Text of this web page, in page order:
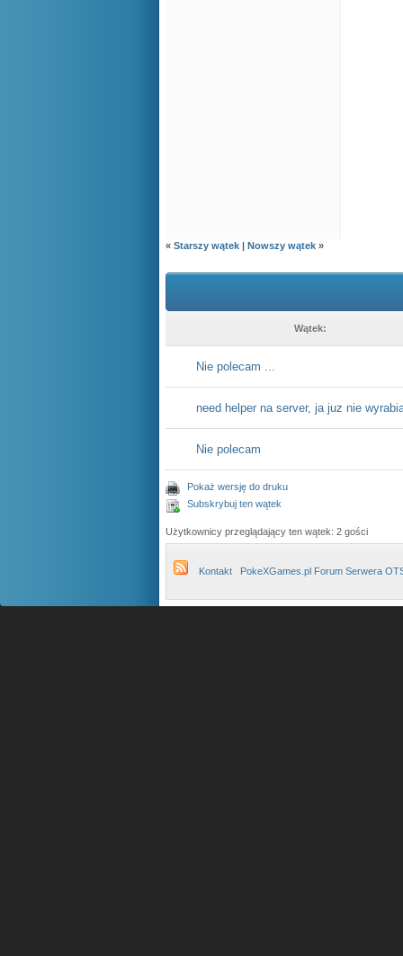
« Starszy wątek | Nowszy wątek »
Wątek:
Nie polecam ...
need helper na server, ja juz nie
Nie polecam
Pokaż wersję do druku
Subskrybuj ten wątek
Użytkownicy przeglądający ten wątek: 2 gości
Kontakt PokeXGames.pl Forum Serwera